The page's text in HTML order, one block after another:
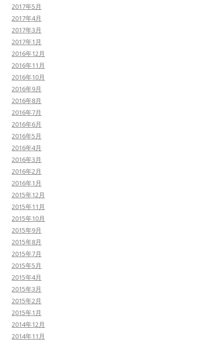
2017年5月
2017年4月
2017年3月
2017年1月
2016年12月
2016年11月
2016年10月
2016年9月
2016年8月
2016年7月
2016年6月
2016年5月
2016年4月
2016年3月
2016年2月
2016年1月
2015年12月
2015年11月
2015年10月
2015年9月
2015年8月
2015年7月
2015年5月
2015年4月
2015年3月
2015年2月
2015年1月
2014年12月
2014年11月